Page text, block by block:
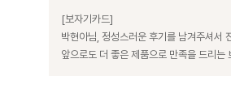
[보자기카드]
박현아님, 정성스러운 후기를 남겨주셔서
앞으로도 더 좋은 제품으로 만족을 드리는